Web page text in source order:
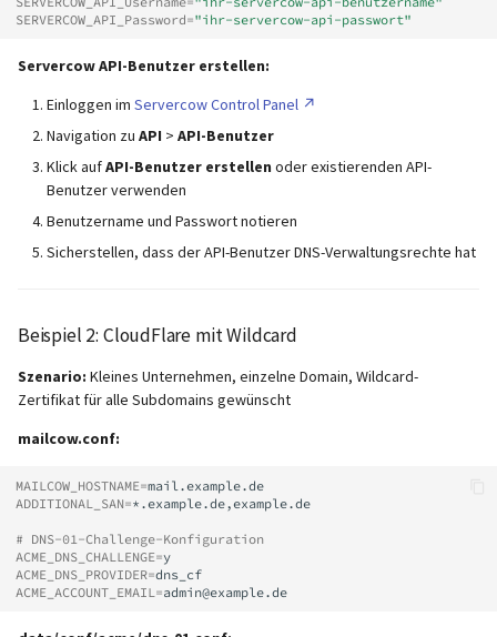
SERVERCOW_API_Password="ihr-servercow-api-passwort"
Servercow API-Benutzer erstellen:
Einloggen imServercow Control Panel
Navigation zuAPI >API-Benutzer
Klick aufAPI-Benutzer erstellen oder existierenden API-
Benutzer verwenden
Benutzername und Passwort notieren
Sicherstellen, dass der API-Benutzer DNS-Verwaltungsrechte hat
Beispiel 2: CloudFlare mit Wildcard
Szenario: Kleines Unternehmen, einzelne Domain, Wildcard-
Zertifikat für alle Subdomains gewünscht
mailcow.conf:
MAILCOW_HOSTNAME=
ADDITIONAL_SAN=*.example.de,example.de
# DNS-01-Challenge-Konfiguration
ACME_DNS_CHALLENGE=
ACME_DNS_PROVIDER=
ACME_ACCOUNT_EMAIL =